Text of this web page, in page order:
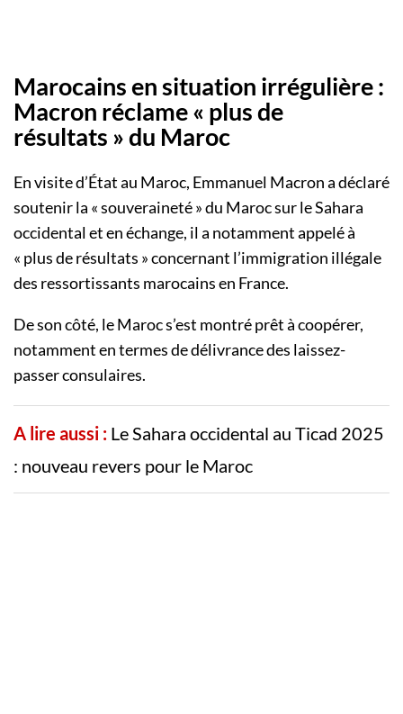
Marocains en situation irrégulière :
Macron réclame « plus de
résultats » du Maroc
En visite d’État au Maroc, Emmanuel Macron a déclaré
soutenir la «souveraineté» du Maroc sur le Sahara
occidental et en échange, il a notamment appelé à
« plus de résultats » concernant l’immigration illégale
des ressortissants marocains en France.
De son côté, le Maroc s’est montré prêt à coopérer,
notamment en termes de délivrance des laissez-
passer consulaires.
A lire aussi : Le Sahara occidental au Ticad 2025
: nouveau revers pour le Maroc